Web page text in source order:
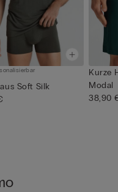
Soft Silk
Kurze
Modal
38,90